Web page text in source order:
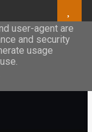
its services
user-agent are
and security
usage